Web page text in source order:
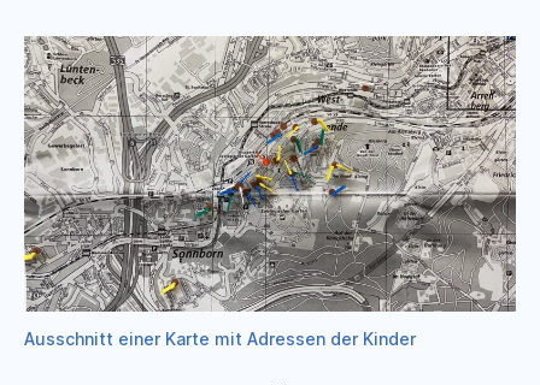
Ausschnitt einer Karte mit Adressen der Kinder